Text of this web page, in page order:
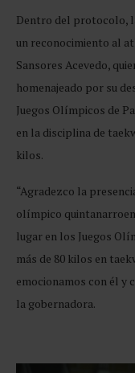
Dentro del protocolo,
un reconocimiento al
Sansores Acevedo,
homenajeado por su
Juegos Olímpicos de
en la disciplina de
kilos.
“Agradezco la
olímpico
lugar en los Juegos
más de 80 kilos en
emocionamos con él y
la gobernadora.